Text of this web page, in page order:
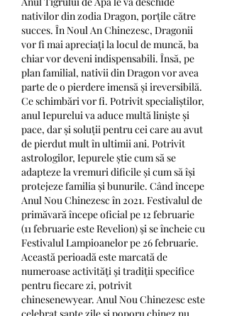
nativilor din zodia Dragon, porțile către
succes. În Noul An Chinezesc, Dragonii
vor fi mai apreciați la locul de muncă, ba
chiar vor deveni indispensabili. Însă, pe
plan familial, nativii din Dragon vor avea
parte de o pierdere imensă și ireversibilă.
Ce schimbări vor fi. Potrivit specialiștilor,
anul Iepurelui va aduce multă liniște și
pace, dar și soluții pentru cei care au avut
de pierdut mult în ultimii ani. Potrivit
astrologilor, Iepurele știe cum să se
adapteze la vremuri dificile și cum să își
protejeze familia și bunurile. Când începe
Anul Nou Chinezesc în 2021. Festivalul de
primăvară începe oficial pe 12 februarie
(11 februarie este Revelion) şi se încheie cu
Festivalul Lampioanelor pe 26 februarie.
Această perioadă este marcată de
numeroase activităţi şi tradiţii specifice
pentru fiecare zi, potrivit
chinesenewyear. Anul Nou Chinezesc este